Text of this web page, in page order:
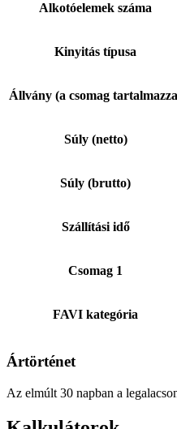
Alkotóelemek száma
Kinyitás típusa
Állvány (a csomag
Súly (netto)
Súly (brutto)
Szállítási idő
Csomag 1
FAVI kategória
Ártörténet
Az elmúlt 30 napban a